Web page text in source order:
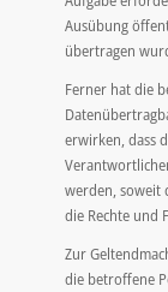
Ausübung
übertragen
Ferner hat die
erwirken, dass
werden, soweit
die Rechte und
Zur
die betroffene